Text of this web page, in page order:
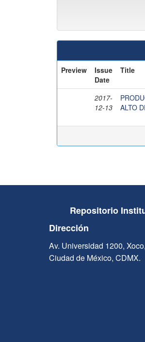
Preview
Issue
Date
Title
2017-
12-13
ALTO
Repositorio
Dirección
Av. Universidad 1200,
Ciudad de México, CDMX.